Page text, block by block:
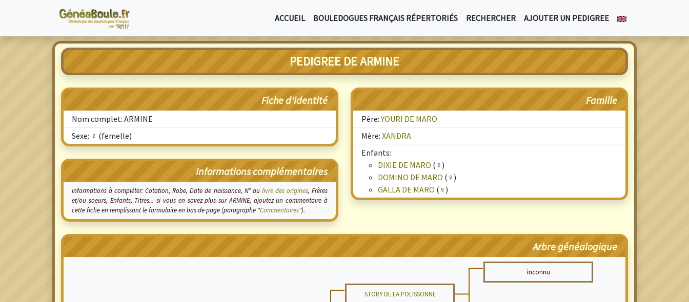
ACCUEIL BOULEDOGUES FRANÇAIS RÉPERTORIÉS RECHERCHER AJOUTER UN PEDIGREE
PEDIGREE DE ARMINE
Fiche d'identité
Nom complet: ARMINE
Sexe: ♀ (femelle)
Informations complémentaires
Informations à compléter: Cotation, Robe, Date de naissance, N° au livre des origines, Frères
et/ou soeurs, Enfants, Titres... si vous en savez plus sur ARMINE, ajoutez un commentaire à
cette fiche en remplissant le formulaire en bas de page (paragraphe "Commentaires").
Famille
Père:YOURI DE MARO
Mère: XANDRA
Enfants:
DIXIE DE MARO (♀)
DOMINO DE MARO (♀)
GALLA DE MARO (♀)
Arbre généalogique
inconnu
STORY DE LA POLISSONNE